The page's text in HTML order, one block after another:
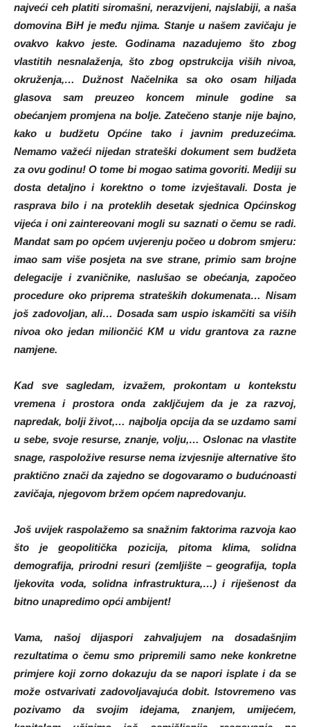
najveći ceh platiti siromašni, nerazvijeni, najslabiji, a naša
domovina BiH je među njima. Stanje u našem zavičaju je
ovakvo kakvo jeste. Godinama nazadujemo što zbog
vlastitih nesnalaženja, što zbog opstrukcija viših nivoa,
okruženja,… Dužnost Načelnika sa oko osam hiljada
glasova sam preuzeo koncem minule godine sa
obećanjem promjena na bolje. Zatečeno stanje nije bajno,
kako u budžetu Općine tako i javnim preduzećima.
Nemamo važeći nijedan strateški dokument sem budžeta
za ovu godinu! O tome bi mogao satima govoriti. Mediji su
dosta detaljno i korektno o tome izvještavali. Dosta je
rasprava bilo i na proteklih desetak sjednica Općinskog
vijeća i oni zaintereovani mogli su saznati o čemu se radi.
Mandat sam po općem uvjerenju počeo u dobrom smjeru:
imao sam više posjeta na sve strane, primio sam brojne
delegacije i zvaničnike, naslušao se obećanja, započeo
procedure oko priprema strateških dokumenata… Nisam
još zadovoljan, ali… Dosada sam uspio iskamčiti sa viših
nivoa oko jedan miliončić KM u vidu grantova za razne
namjene.
Kad sve sagledam, izvažem, prokontam u kontekstu
vremena i prostora onda zakljčujem da je za razvoj,
napredak, bolji život,… najbolja opcija da se uzdamo sami
u sebe, svoje resurse, znanje, volju,… Oslonac na vlastite
snage, raspoložive resurse nema izvjesnije alternative što
praktično znači da zajedno se dogovaramo o budućnoasti
zavičaja, njegovom bržem općem napredovanju.
Još uvijek raspolažemo sa snažnim faktorima razvoja kao
što je geopolitička pozicija, pitoma klima, solidna
demografija, prirodni resuri (zemljište – geografija, topla
ljekovita voda, solidna infrastruktura,…) i riješenost da
bitno unapredimo opći ambijent!
Vama, našoj dijaspori zahvaljujem na dosadašnjim
rezultatima o čemu smo pripremili samo neke konkretne
primjere koji zorno dokazuju da se napori isplate i da se
može ostvarivati zadovoljavajuća dobit. Istovremeno vas
pozivamo da svojim idejama, znanjem, umijećem,